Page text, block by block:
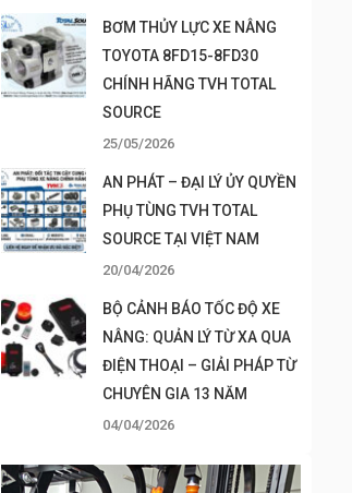
BƠM THỦY LỰC XE NÂNG
TOYOTA 8FD15-8FD30
CHÍNH HÃNG TVH TOTAL
SOURCE
25/05/2026
AN PHÁT – ĐẠI LÝ ỦY QUYỀN
PHỤ TÙNG TVH TOTAL
SOURCE TẠI VIỆT NAM
20/04/2026
BỘ CẢNH BÁO TỐC ĐỘ XE
NÂNG: QUẢN LÝ TỪ XA QUA
ĐIỆN THOẠI – GIẢI PHÁP TỪ
CHUYÊN GIA 13 NĂM
04/04/2026